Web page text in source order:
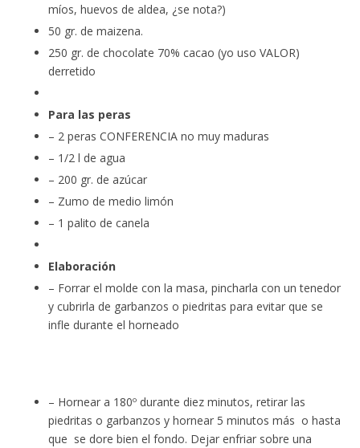
míos, huevos de aldea, ¿se nota?)
50 gr. de maizena.
250 gr. de chocolate 70% cacao (yo uso VALOR)
derretido
Para las peras
– 2 peras CONFERENCIA no muy maduras
– 1/2 l de agua
– 200 gr. de azúcar
– Zumo de medio limón
– 1 palito de canela
Elaboración
– Forrar el molde con la masa, pincharla con un tenedor
y cubrirla de garbanzos o piedritas para evitar que se
infle durante el horneado
– Hornear a 180º durante diez minutos, retirar las
piedritas o garbanzos y hornear 5 minutos más o hasta
que se dore bien el fondo. Dejar enfriar sobre una